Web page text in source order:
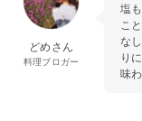
どめさん
料理ブロガー
塩
こ
な
り
味